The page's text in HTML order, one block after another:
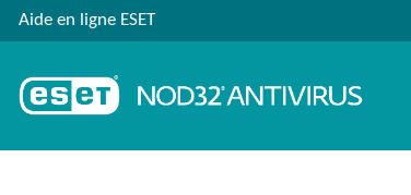
Aide en ligne ESET